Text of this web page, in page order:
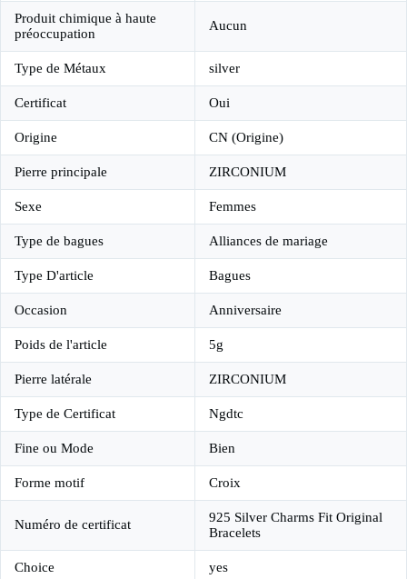
Produit chimique à haute
préoccupation
Aucun
Type de Métaux silver
Certificat Oui
Origine CN (Origine)
Pierre principale ZIRCONIUM
Sexe Femmes
Type de bagues Alliances de mariage
Type D'article Bagues
Occasion Anniversaire
Poids de l'article 5g
Pierre latérale ZIRCONIUM
Type de Certificat Ngdtc
Fine ou Mode Bien
Forme motif Croix
Numéro de certificat
925 Silver Charms Fit Original
Bracelets
Choice yes